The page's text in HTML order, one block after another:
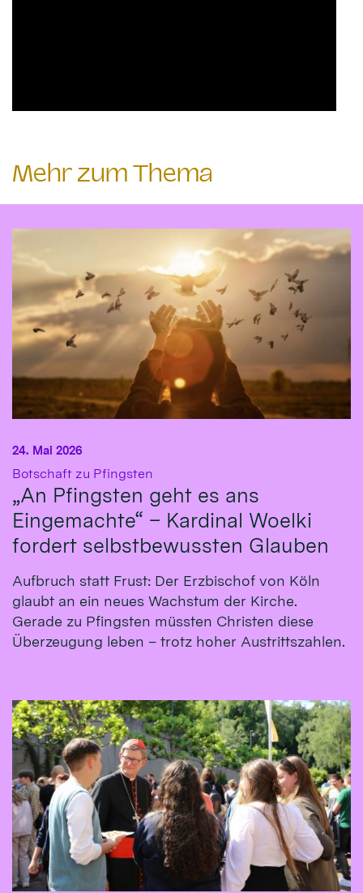
Mehr zum Thema
Botschaft zu Pfingsten
„An Pfingsten geht es ans
Eingemachte“ – Kardinal Woelki
fordert selbstbewussten Glauben
24. Mai 2026
Aufbruch statt Frust: Der Erzbischof von Köln
glaubt an ein neues Wachstum der Kirche.
Gerade zu Pfingsten müssten Christen diese
Überzeugung leben – trotz hoher Austrittszahlen.